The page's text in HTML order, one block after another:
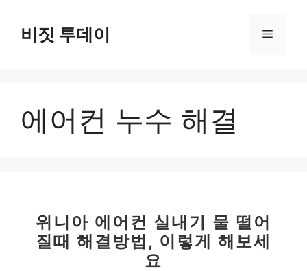
비짓 투데이 메
에어컨 누수 해결
위니아 에어컨 실내기 물 떨어
질때 해결방법, 이렇게 해보세
요